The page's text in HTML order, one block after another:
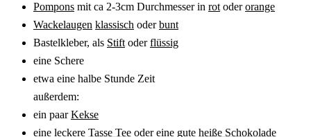
Pompons mit ca 2-3cm Durchmesser in rot oderorange
Wackelaugen klassisch oderbunt
Bastelkleber, als Stift oderflüssig
eine Schere
etwa eine halbe Stunde Zeit
außerdem:
ein paarKekse
eine leckere Tasse Tee oder eine gute heiße Schokolade